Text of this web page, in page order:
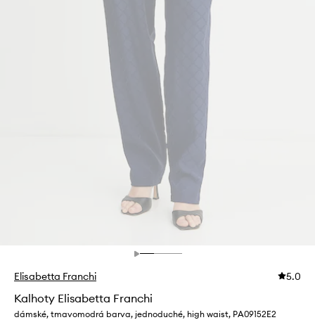
Elisabetta Franchi 5.0
Kalhoty Elisabetta Franchi
dámské, tmavomodrá barva, jednoduché, high waist, PA09152E2